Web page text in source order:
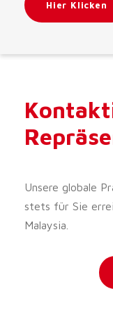
Hier Klicken
Unsere globale
stets für Sie
Malaysia.